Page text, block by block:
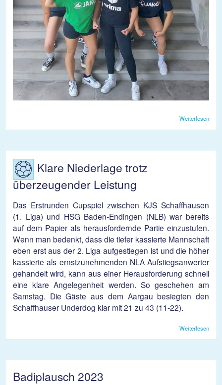
Weiterlesen
Klare Niederlage trotz
überzeugender Leistung
Das Erstrunden Cupspiel zwischen KJS Schaffhausen
(1. Liga) und HSG Baden-Endingen (NLB) war bereits
auf dem Papier als herausfordernde Partie einzustufen.
Wenn man bedenkt, dass die tiefer kassierte Mannschaft
eben erst aus der 2. Liga aufgestiegen ist und die höher
kassierte als ernstzunehmenden NLA Aufstiegsanwerter
gehandelt wird, kann aus einer Herausforderung schnell
eine klare Angelegenheit werden. So geschehen am
Samstag. Die Gäste aus dem Aargau besiegten den
Schaffhauser Underdog klar mit 21 zu 43 (11-22).
Weiterlesen
Badiplausch 2023